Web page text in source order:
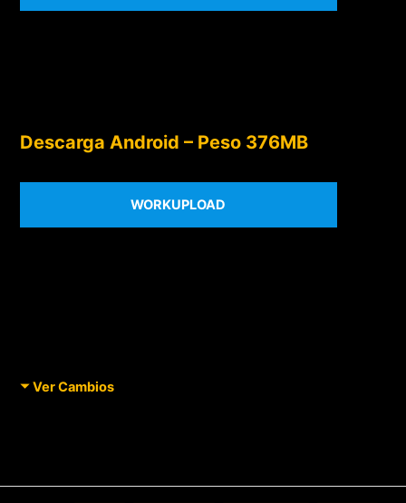
Descarga Android – Peso 376MB
WORKUPLOAD
Ver Cambios